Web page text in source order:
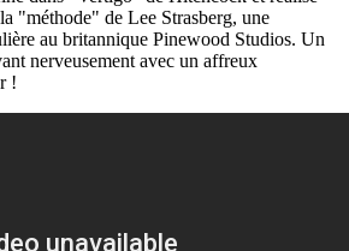
"méthode" de Lee Strasberg, une
au britannique Pinewood Studios. Un
nerveusement avec un affreux
!